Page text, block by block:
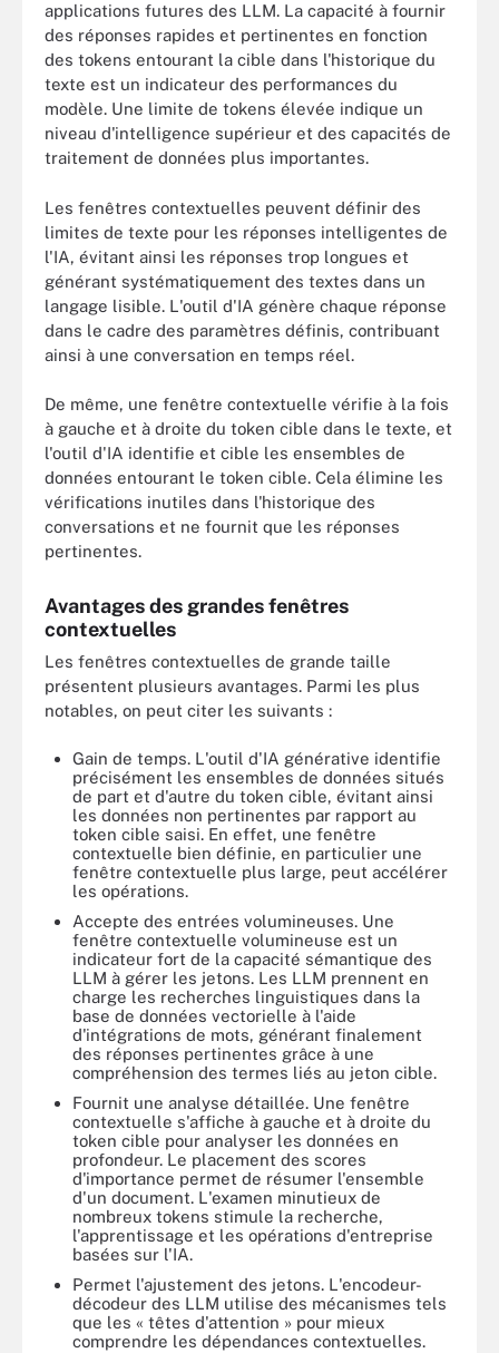
applications futures des LLM. La capacité à fournir
des réponses rapides et pertinentes en fonction
des tokens entourant la cible dans l'historique du
texte est un indicateur des performances du
modèle. Une limite de tokens élevée indique un
niveau d'intelligence supérieur et des capacités de
traitement de données plus importantes.
Les fenêtres contextuelles peuvent définir des
limites de texte pour les réponses intelligentes de
l'IA, évitant ainsi les réponses trop longues et
générant systématiquement des textes dans un
langage lisible. L'outil d'IA génère chaque réponse
dans le cadre des paramètres définis, contribuant
ainsi à une conversation en temps réel.
De même, une fenêtre contextuelle vérifie à la fois
à gauche et à droite du token cible dans le texte, et
l'outil d'IA identifie et cible les ensembles de
données entourant le token cible. Cela élimine les
vérifications inutiles dans l'historique des
conversations et ne fournit que les réponses
pertinentes.
Avantages des grandes fenêtres
contextuelles
Les fenêtres contextuelles de grande taille
présentent plusieurs avantages. Parmi les plus
notables, on peut citer les suivants :
Gain de temps. L'outil d'IA générative identifie
précisément les ensembles de données situés
de part et d'autre du token cible, évitant ainsi
les données non pertinentes par rapport au
token cible saisi. En effet, une fenêtre
contextuelle bien définie, en particulier une
fenêtre contextuelle plus large, peut accélérer
les opérations.
Accepte des entrées volumineuses. Une
fenêtre contextuelle volumineuse est un
indicateur fort de la capacité sémantique des
LLM à gérer les jetons. Les LLM prennent en
charge les recherches linguistiques dans la
base de données vectorielle à l'aide
d'intégrations de mots, générant finalement
des réponses pertinentes grâce à une
compréhension des termes liés au jeton cible.
Fournit une analyse détaillée. Une fenêtre
contextuelle s'affiche à gauche et à droite du
token cible pour analyser les données en
profondeur. Le placement des scores
d'importance permet de résumer l'ensemble
d'un document. L'examen minutieux de
nombreux tokens stimule la recherche,
l'apprentissage et les opérations d'entreprise
basées sur l'IA.
Permet l'ajustement des jetons. L'encodeur-
décodeur des LLM utilise des mécanismes tels
que les « têtes d'attention » pour mieux
comprendre les dépendances contextuelles.